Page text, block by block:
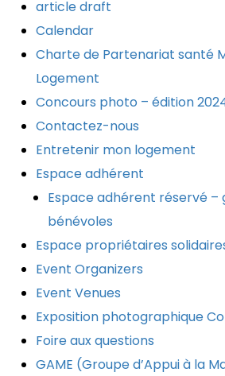
article draft
Calendar
Charte de Partenariat santé
Logement
Concours photo – édition
Contactez-nous
Entretenir mon logement
Espace adhérent
Espace adhérent réservé –
bénévoles
Espace propriétaires
Event Organizers
Event Venues
Exposition photographique
Foire aux questions
GAME (Groupe d’Appui à la